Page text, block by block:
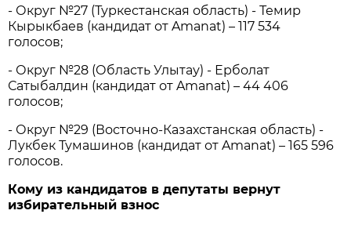
- Округ №27 (Туркестанская область) - Темир
Кырыкбаев (кандидат от Amanat) – 117 534
голосов;
- Округ №28 (Область Улытау) - Ерболат
Сатыбалдин (кандидат от Amanat) – 44 406
голосов;
- Округ №29 (Восточно-Казахстанская область) -
Лукбек Тумашинов (кандидат от Amanat) – 165 596
голосов.
Кому из кандидатов в депутаты вернут
избирательный взнос